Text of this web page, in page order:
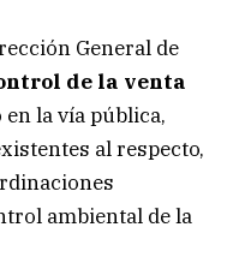
General de
de la venta
la vía pública,
al respecto,
ambiental de la